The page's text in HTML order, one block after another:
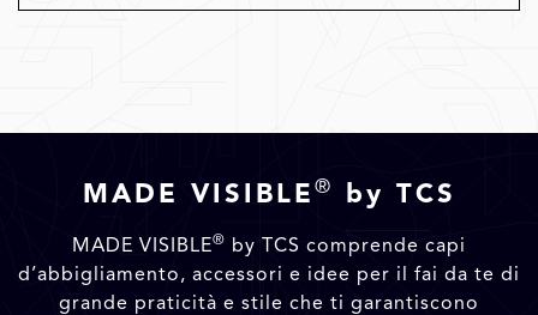
MADE VISIBLE ® by TCS
MADE VISIBLE® by TCS comprende capi
d’abbigliamento, accessori e idee per il fai da te di
grande praticità e stile che ti garantiscono